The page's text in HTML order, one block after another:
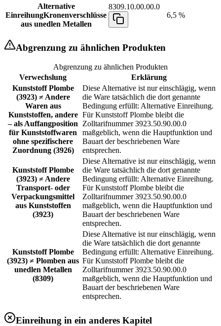
Alternative
EinreihungKronenverschlüsse
aus unedlen Metallen
8309.10.00.00.0
6,5 %
Abgrenzung zu ähnlichen Produkten
Abgrenzung zu ähnlichen Produkten
Verwechslung
Erklärung
Kunststoff Plombe
(3923) ≠ Andere
Waren aus
Kunststoffen, andere
– als Auffangposition
für Kunststoffwaren
ohne spezifischere
Zuordnung (3926)
Diese Alternative ist nur einschlägig, wenn
die Ware tatsächlich die dort genannte
Bedingung erfüllt: Alternative Einreihung.
Für Kunststoff Plombe bleibt die
Zolltarifnummer 3923.50.90.00.0
maßgeblich, wenn die Hauptfunktion und
Bauart der beschriebenen Ware
entsprechen.
Kunststoff Plombe
(3923) ≠ Andere
Transport- oder
Verpackungsmittel
aus Kunststoffen
(3923)
Diese Alternative ist nur einschlägig, wenn
die Ware tatsächlich die dort genannte
Bedingung erfüllt: Alternative Einreihung.
Für Kunststoff Plombe bleibt die
Zolltarifnummer 3923.50.90.00.0
maßgeblich, wenn die Hauptfunktion und
Bauart der beschriebenen Ware
entsprechen.
Kunststoff Plombe
(3923) ≠ Plomben aus
unedlen Metallen
(8309)
Diese Alternative ist nur einschlägig, wenn
die Ware tatsächlich die dort genannte
Bedingung erfüllt: Alternative Einreihung.
Für Kunststoff Plombe bleibt die
Zolltarifnummer 3923.50.90.00.0
maßgeblich, wenn die Hauptfunktion und
Bauart der beschriebenen Ware
entsprechen.
Einreihung in ein anderes Kapitel